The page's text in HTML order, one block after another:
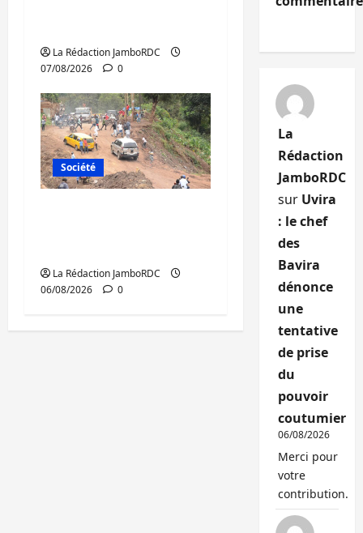
La Rédaction JamboRDC
07/08/2026
0
Société
La Rédaction JamboRDC
06/08/2026
0
La
Rédaction
JamboRDC
sur Uvira
: le chef
des
Bavira
dénonce
une
tentative
de prise
du
pouvoir
coutumier
06/08/2026
Merci pour
votre
contribution.